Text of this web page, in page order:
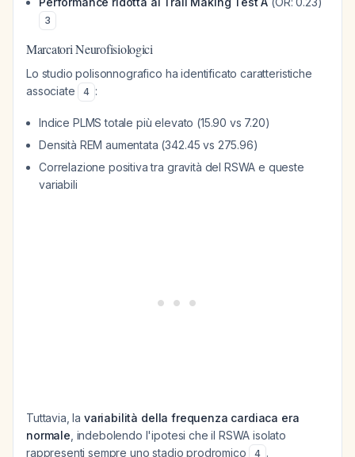
3
Marcatori Neurofisiologici
Lo studio polisonnografico ha identificato caratteristiche
associate
4 :
Indice PLMS totale più elevato (15.90 vs 7.20)
Densità REM aumentata (342.45 vs 275.96)
Correlazione positiva tra gravità del RSWA e queste
variabili
Tuttavia, la variabilità della frequenza cardiaca era
normale , indebolendo l'ipotesi che il RSWA isolato
rappresenti sempre uno stadio prodromico
4 .